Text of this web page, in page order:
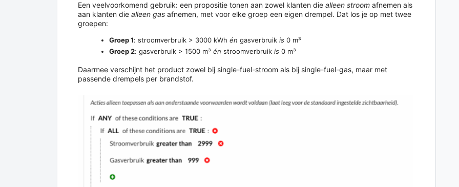
Een veelvoorkomend gebruik: een propositie tonen aan zowel klanten die alleen stroom afnemen als
aan klanten die alleen gas afnemen, met voor elke groep een eigen drempel. Dat los je op met twee
groepen:
Groep 1: stroomverbruik > 3000 kWh én gasverbruik is 0 m³
Groep 2: gasverbruik > 1500 m³ én stroomverbruik is 0 m³
Daarmee verschijnt het product zowel bij single-fuel-stroom als bij single-fuel-gas, maar met
passende drempels per brandstof.